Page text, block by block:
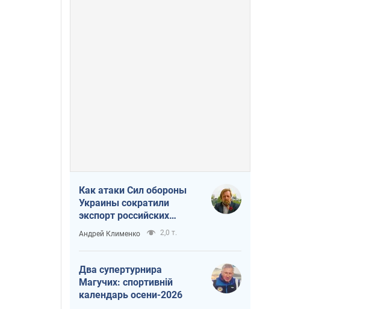
Как атаки Сил обороны
Украины сократили
экспорт российских
нефтепродуктов
Андрей Клименко 2,0 т.
Два супертурнира
Магучих: спортивній
календарь осени-2026